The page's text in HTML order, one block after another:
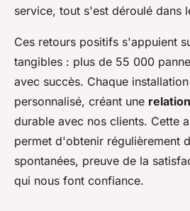
service, tout s'est déroulé dans
Ces retours positifs s'appuient
tangibles : plus de 55 000
avec succès. Chaque
personnalisé, créant une
durable avec nos clients. Cette
permet d'obtenir régulièrement
spontanées, preuve de la
qui nous font confiance.